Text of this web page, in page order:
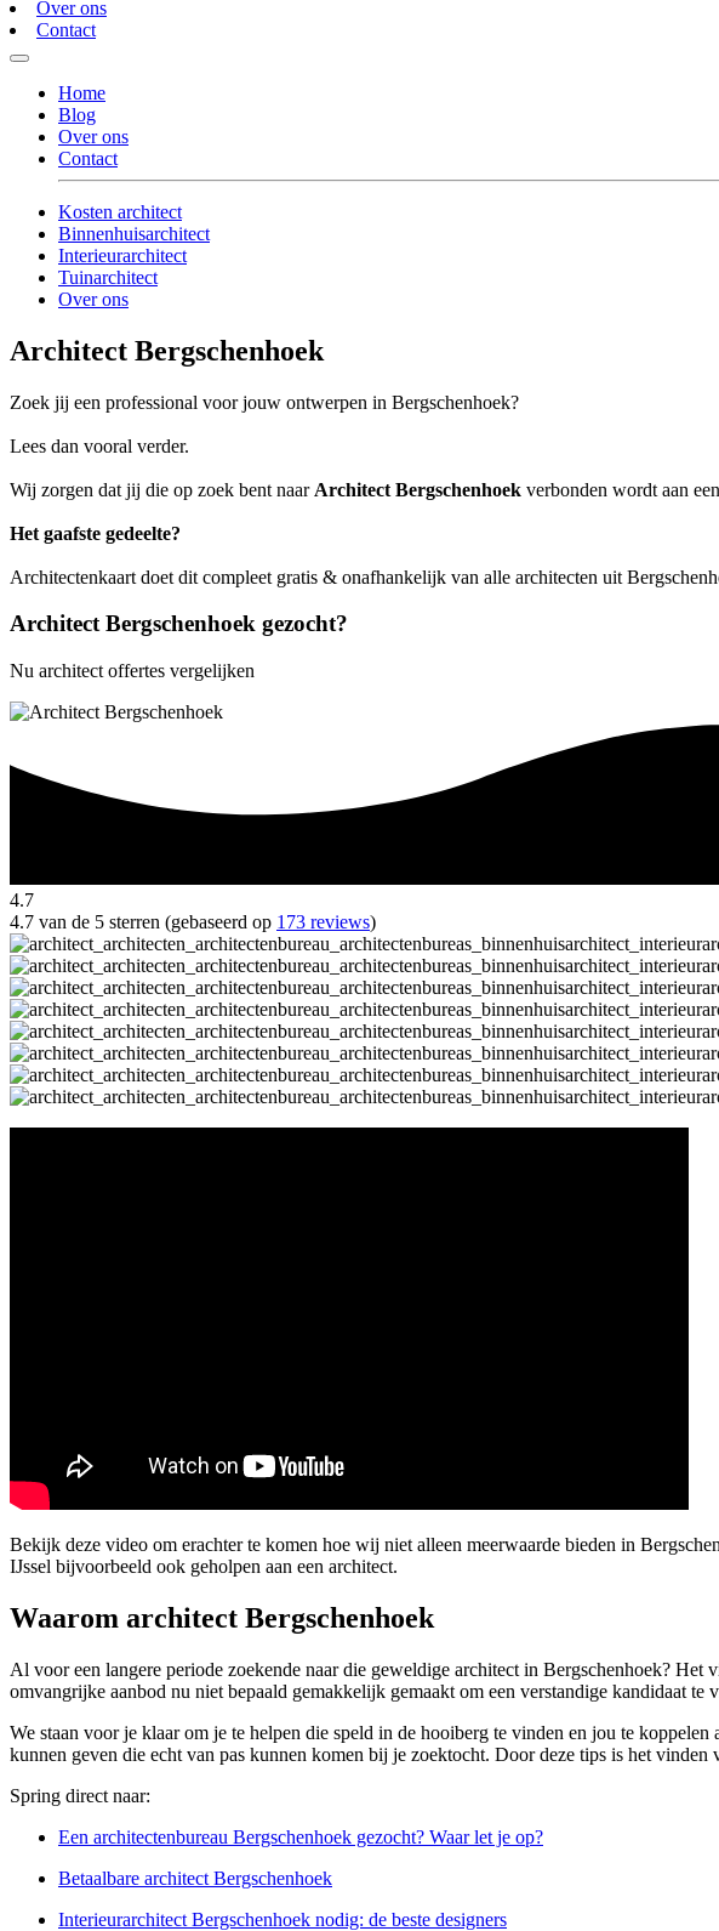
Over ons
Contact
Home
Blog
Over ons
Contact
Kosten architect
Binnenhuisarchitect
Interieurarchitect
Tuinarchitect
Over ons
Architect Bergschenhoek
Zoek jij een professional voor jouw ontwerpen in Bergschenhoek?
Lees dan vooral verder.
Wij zorgen dat jij die op zoek bent naar Architect Bergschenhoek verbonden wordt aan
Het gaafste gedeelte?
Architectenkaart doet dit compleet gratis & onafhankelijk van alle architecten uit
Architect Bergschenhoek gezocht?
Nu architect offertes vergelijken
4.7
4.7 van de 5 sterren (gebaseerd op 173 reviews)
Bekijk deze video om erachter te komen hoe wij niet alleen meerwaarde bieden in
IJssel bijvoorbeeld ook geholpen aan een architect.
Waarom architect Bergschenhoek
Al voor een langere periode zoekende naar die geweldige architect in Bergschenhoek?
omvangrijke aanbod nu niet bepaald gemakkelijk gemaakt om een verstandige kandidaat te
We staan voor je klaar om je te helpen die speld in de hooiberg te vinden en jou te
kunnen geven die echt van pas kunnen komen bij je zoektocht. Door deze tips is het
Spring direct naar:
Een architectenbureau Bergschenhoek gezocht? Waar let je op?
Betaalbare architect Bergschenhoek
Interieurarchitect Bergschenhoek nodig: de beste designers